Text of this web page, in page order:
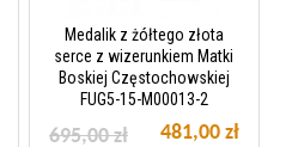
Medalik z żółtego złota
serce z wizerunkiem Matki
Boskiej Częstochowskiej
FUG5-15-M00013-2
481,00 zł
695,00 zł